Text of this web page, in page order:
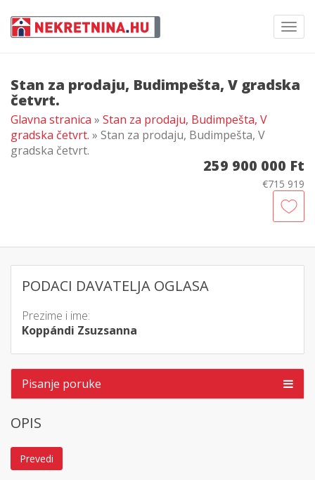
Stan za prodaju, Budimpešta, V gradska
četvrt.
Glavna stranica » Stan za prodaju, Budimpešta, V
gradska četvrt. » Stan za prodaju, Budimpešta, V
gradska četvrt.
259 900 000 Ft
€715 919
PODACI DAVATELJA OGLASA
Prezime i ime:
Koppándi Zsuzsanna
Pisanje poruke
OPIS
Prevedi